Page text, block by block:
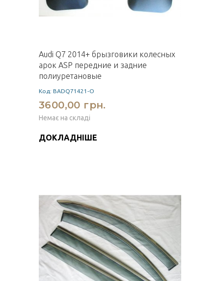
Audi Q7 2014+ брызговики колесных
арок ASP передние и задние
полиуретановые
Код: BADQ71421-O
3600,00 грн.
Немає на складі
ДОКЛАДНІШЕ